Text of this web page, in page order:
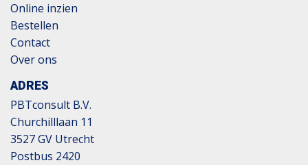
Online inzien
Bestellen
Contact
Over ons
ADRES
PBTconsult B.V.
Churchilllaan 11
3527 GV Utrecht
Postbus 2420